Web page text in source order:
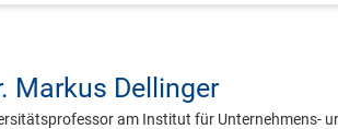
Markus Dellinger
am Institut für Unternehmens-